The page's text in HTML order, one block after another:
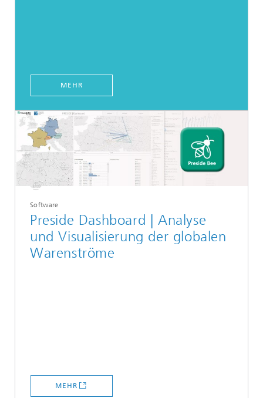
MEHR
Software
Preside Dashboard | Analyse
und Visualisierung der globalen
Warenströme
MEHR